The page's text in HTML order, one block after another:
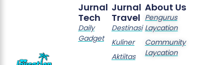
Jurnal
Travel
Destinasi
Kuliner
Aktiitas
Jurnal
Tech
Daily
Gadget
About Us
Pengurus
Laycation
Community
Laycation